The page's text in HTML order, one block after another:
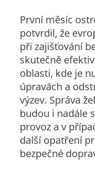
První měsíc
potvrdil, že
při zajišťování
skutečně
oblasti, kde je
úpravách a
výzev. Správa
budou i nadále
provoz a v
další opatření
bezpečné